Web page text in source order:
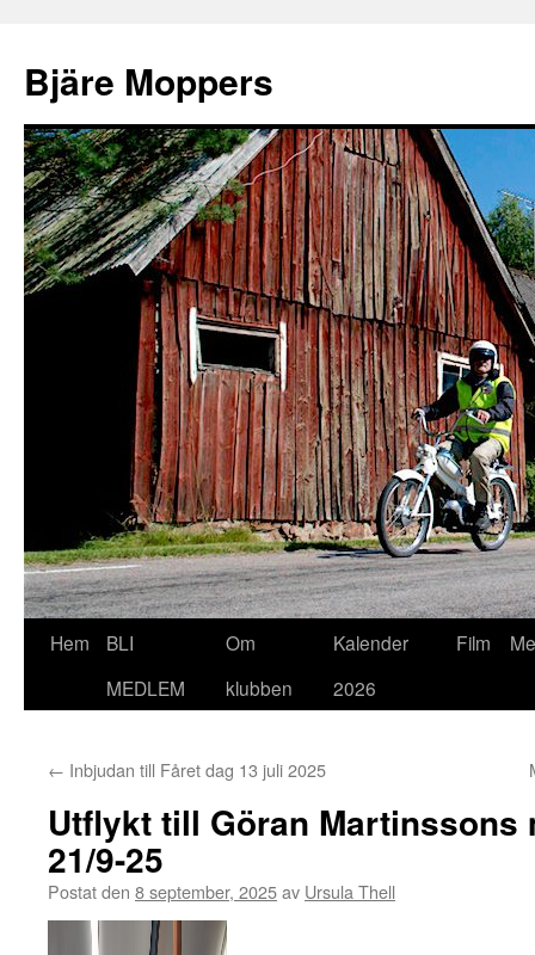
Bjäre Moppers
Hoppa
Hem
BLI
MEDLEM
Om
klubben
Kalender
2026
Film
← Inbjudan till Fåret dag 13 juli 2025
Utflykt till Göran Martinssons
21/9-25
Postat den 8 september, 2025av Ursula Thell